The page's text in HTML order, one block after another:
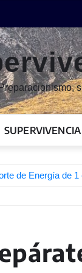
SUPERVIVENCIA
de Energía de 1